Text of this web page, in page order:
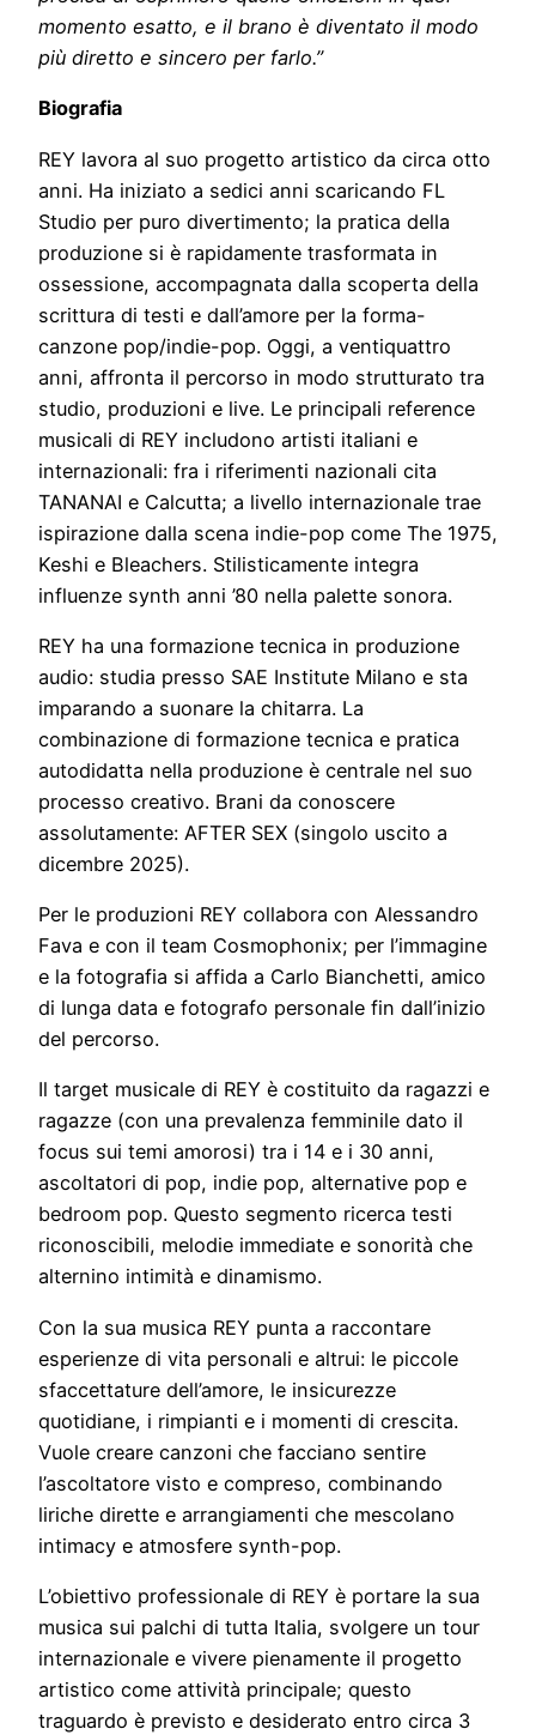
momento esatto, e il brano è diventato il modo
più diretto e sincero per farlo.”
Biografia
REY lavora al suo progetto artistico da circa otto
anni. Ha iniziato a sedici anni scaricando FL
Studio per puro divertimento; la pratica della
produzione si è rapidamente trasformata in
ossessione, accompagnata dalla scoperta della
scrittura di testi e dall’amore per la forma-
canzone pop/indie-pop. Oggi, a ventiquattro
anni, affronta il percorso in modo strutturato tra
studio, produzioni e live. Le principali reference
musicali di REY includono artisti italiani e
internazionali: fra i riferimenti nazionali cita
TANANAI e Calcutta; a livello internazionale trae
ispirazione dalla scena indie-pop come The 1975,
Keshi e Bleachers. Stilisticamente integra
influenze synth anni ’80 nella palette sonora.
REY ha una formazione tecnica in produzione
audio: studia presso SAE Institute Milano e sta
imparando a suonare la chitarra. La
combinazione di formazione tecnica e pratica
autodidatta nella produzione è centrale nel suo
processo creativo. Brani da conoscere
assolutamente: AFTER SEX (singolo uscito a
dicembre 2025).
Per le produzioni REY collabora con Alessandro
Fava e con il team Cosmophonix; per l’immagine
e la fotografia si affida a Carlo Bianchetti, amico
di lunga data e fotografo personale fin dall’inizio
del percorso.
Il target musicale di REY è costituito da ragazzi e
ragazze (con una prevalenza femminile dato il
focus sui temi amorosi) tra i 14 e i 30 anni,
ascoltatori di pop, indie pop, alternative pop e
bedroom pop. Questo segmento ricerca testi
riconoscibili, melodie immediate e sonorità che
alternino intimità e dinamismo.
Con la sua musica REY punta a raccontare
esperienze di vita personali e altrui: le piccole
sfaccettature dell’amore, le insicurezze
quotidiane, i rimpianti e i momenti di crescita.
Vuole creare canzoni che facciano sentire
l’ascoltatore visto e compreso, combinando
liriche dirette e arrangiamenti che mescolano
intimacy e atmosfere synth-pop.
L’obiettivo professionale di REY è portare la sua
musica sui palchi di tutta Italia, svolgere un tour
internazionale e vivere pienamente il progetto
artistico come attività principale; questo
traguardo è previsto e desiderato entro circa 3